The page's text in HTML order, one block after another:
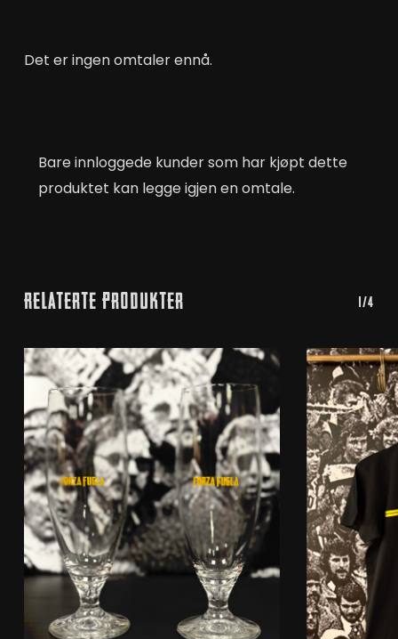
Det er ingen omtaler ennå.
Bare innloggede kunder som har kjøpt dette
produktet kan legge igjen en omtale.
Relaterte Produkter 1/4